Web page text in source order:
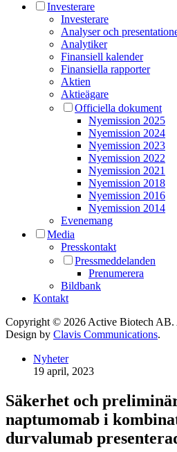
Investerare
Investerare
Analyser och
Analytiker
Finansiell kalender
Finansiella rapporter
Aktien
Aktieägare
Officiella dokument
Nyemission 2025
Nyemission 2024
Nyemission 2023
Nyemission 2022
Nyemission 2021
Nyemission 2018
Nyemission 2016
Nyemission 2014
Evenemang
Media
Presskontakt
Pressmeddelanden
Prenumerera
Bildbank
Kontakt
Copyright © 2026 Active Biotech AB.
Design by Clavis Communications.
Nyheter
19 april, 2023
Säkerhet och
naptumomab i
durvalumab